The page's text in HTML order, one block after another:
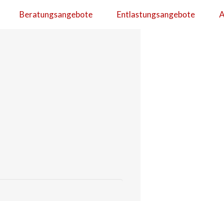
Beratungsangebote Entlastungsangebote